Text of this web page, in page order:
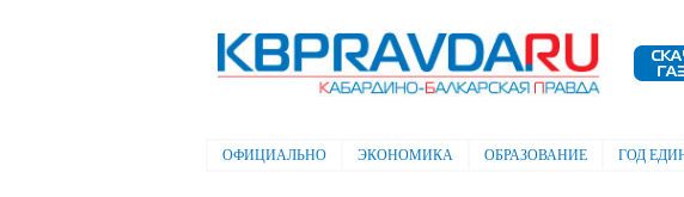
Электронная газета "Кабардино-
Балкарская правда"
Главное меню
ОФИЦИАЛЬНО ЭКОНОМИКА ОБРАЗОВАНИЕ ГОД